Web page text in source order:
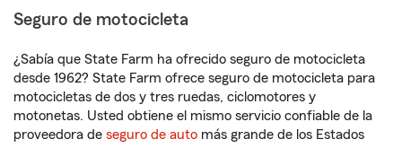
Seguro de motocicleta
¿Sabía que State Farm ha ofrecido seguro de motocicleta
desde 1962? State Farm ofrece seguro de motocicleta para
motocicletas de dos y tres ruedas, ciclomotores y
motonetas. Usted obtiene el mismo servicio confiable de la
proveedora de seguro de auto más grande de los Estados